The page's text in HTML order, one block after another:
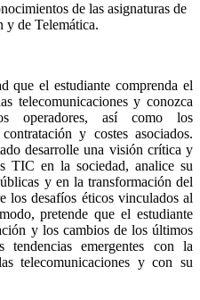
de las asignaturas de
y de Telemática.
que el estudiante comprenda el
telecomunicaciones y conozca
operadores, así como los
y costes asociados.
desarrolle una visión crítica y
TIC en la sociedad, analice su
y en la transformación del
los desafíos éticos vinculados al
pretende que el estudiante
y los cambios de los últimos
emergentes con la
telecomunicaciones y con su